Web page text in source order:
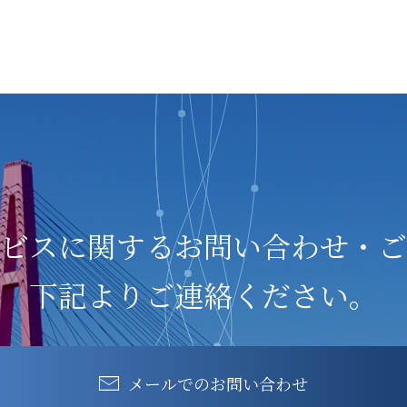
スに関するお問い合わせ・
下記よりご連絡ください。
メールでのお問い合わせ